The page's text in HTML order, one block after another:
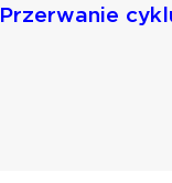
Przerwanie